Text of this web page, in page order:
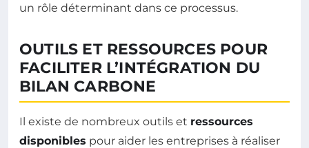
un rôle déterminant dans ce processus.
OUTILS ET RESSOURCES POUR
FACILITER L’INTÉGRATION DU
BILAN CARBONE
Il existe de nombreux outils et ressources
disponibles pour aider les entreprises à réaliser